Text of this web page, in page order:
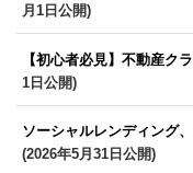
月1日公開)
【初心者必見】不動産ク
1日公開)
ソーシャルレンディング
(2026年5月31日公開)